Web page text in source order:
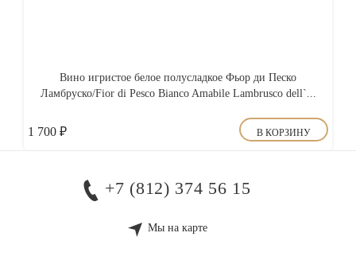
Вино игристое белое полусладкое Фьор ди Песко
Ламбруско/Fior di Pesco Bianco Amabile Lambrusco dell`...
1 700 ₽ В КОРЗИНУ
+7 (812) 374 56 15
Мы на карте